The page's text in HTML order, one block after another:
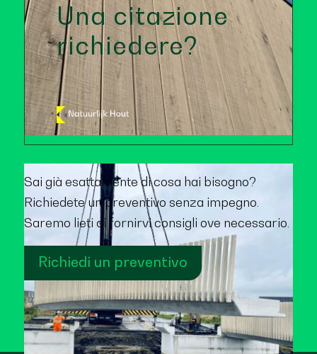
Una citazione
richiedere?
Sai già esattamente di cosa hai bisogno?
Richiedete un preventivo senza impegno.
Saremo lieti di fornirvi consigli ove necessario.
Richiedi un preventivo